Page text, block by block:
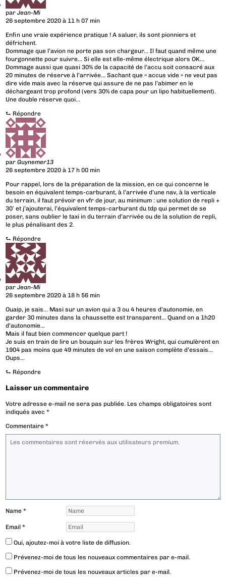
parJean-Mi
26 septembre 2020 à 11 h 07 min
Enfin une vraie expérience pratique ! A saluer, ils sont pionniers et
défrichent.
Dommage que l’avion ne porte pas son chargeur… Il faut quand même une
fourgonnette pour suivre… Si elle est elle-même électrique alors OK…
Dommage aussi que quasi 30% de la capacité de l’accu soit consacré aux
20 minutes de réserve à l’arrivée… Sachant que « accus vide » ne veut pas
dire vide mais avec la réserve qui assure de ne pas l’abimer en le
déchargeant trop profond (vers 30% de capa pour un lipo habituellement).
Une double réserve quoi…
⮑ Répondre
parGuynemer13
26 septembre 2020 à 17 h 00 min
Pour rappel, lors de la préparation de la mission, en ce qui concerne le
besoin en équivalent temps-carburant, à l’arrivée d’une nav, à la verticale
du terrain, il faut prévoir en vfr de jour, au minimum : une solution de repli +
30′ et j’ajouterai, l’équivalent temps-carburant du tdp qui permet de se
poser, sans oublier le taxi in du terrain d’arrivée ou de la solution de repli,
le plus pénalisant des 2.
⮑ Répondre
parJean-Mi
26 septembre 2020 à 18 h 56 min
Ouaip, je sais… Masi sur un avion qui a 3 ou 4 heures d’autonomie, en
garder 30 minutes dans la chaussette est transparent… Quand on a 1h20
d’autonomie…
Mais il faut bien commencer quelque part !
Je suis en train de lire un bouquin sur les frères Wright, qui cumulèrent en
1904 pas moins que 49 minutes de vol en une saison complète d’essais…
Oups…
⮑ Répondre
Laisser un commentaire
Votre adresse e-mail ne sera pas publiée. Les champs obligatoires sont
indiqués avec*
Commentaire*
Name*
Email*
Oui, ajoutez-moi à votre liste de diffusion.
Prévenez-moi de tous les nouveaux commentaires par e-mail.
Prévenez-moi de tous les nouveaux articles par e-mail.